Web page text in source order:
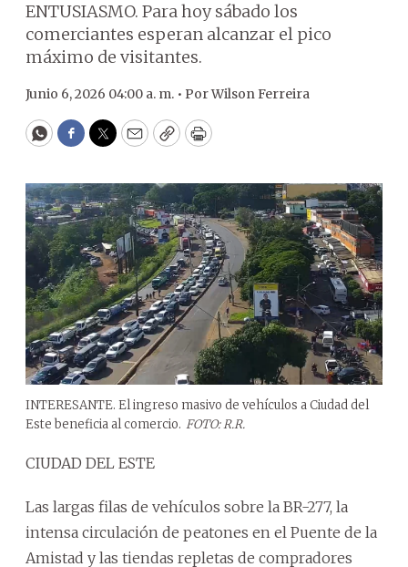
ENTUSIASMO. Para hoy sábado los
comerciantes esperan alcanzar el pico
máximo de visitantes.
Junio 6, 2026 04:00 a. m. • PorWilson Ferreira
WhatsApp
Facebook
Twitter
EmailCopyPrint
INTERESANTE. El ingreso masivo de vehículos a Ciudad del
Este beneficia al comercio. FOTO: R.R.
CIUDAD DEL ESTE
Las largas filas de vehículos sobre la BR-277, la
intensa circulación de peatones en el Puente de la
Amistad y las tiendas repletas de compradores